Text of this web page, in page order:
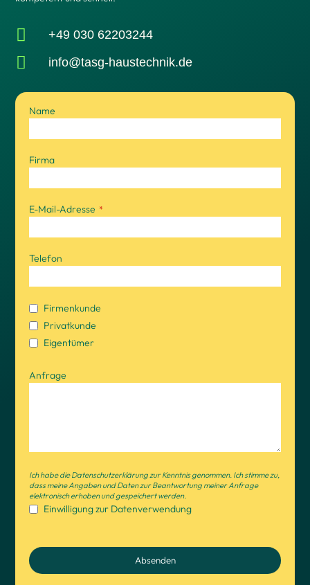
 +49 030 62203244
 info@tasg-haustechnik.de
Name
Firma
E-Mail-Adresse *
Telefon
Firmenkunde
Privatkunde
Eigentümer
Anfrage
Ich habe die Datenschutzerklärung zur Kenntnis genommen. Ich stimme zu,
dass meine Angaben und Daten zur Beantwortung meiner Anfrage
elektronisch erhoben und gespeichert werden.
Einwilligung zur Datenverwendung
Absenden